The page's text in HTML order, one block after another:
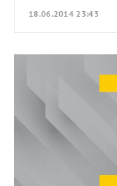
18.06.2014 23:43